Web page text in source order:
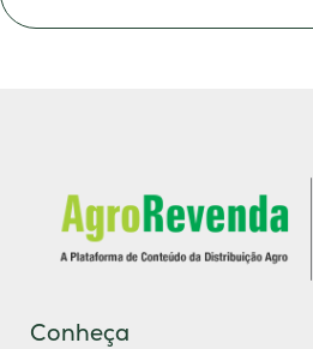
Conheça